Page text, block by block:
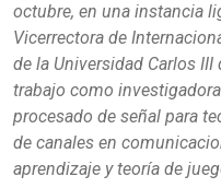
octubre, en una instancia
Vicerrectora de
de la Universidad Carlos
trabajo como
procesado de señal para
de canales en
aprendizaje y teoría de